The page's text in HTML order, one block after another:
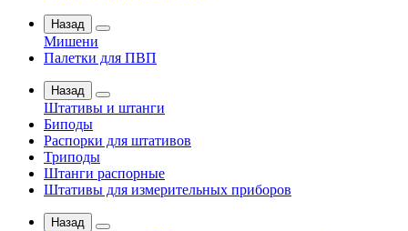
Назад
Мишени
Палетки для ПВП
Назад
Штативы и штанги
Биподы
Распорки для штативов
Триподы
Штанги распорные
Штативы для измерительных приборов
Назад